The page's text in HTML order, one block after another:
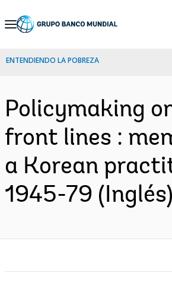
Skip
Navigation
ENTENDIENDO LA POBREZA
Policymaking
front lines :
a Korean
1945-79 (Inglés)